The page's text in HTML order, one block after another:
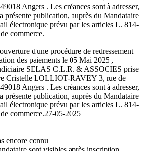
Angers . Les créances sont à adresser,
présente publication, auprès du Mandataire
électronique prévu par les articles L. 814-
commerce.
d'une procédure de redressement
des paiements le 05 Mai 2025 ,
SELAS C.L.R. & ASSOCIES prise
Cristelle LOLLIOT-RAVEY 3, rue de
Angers . Les créances sont à adresser,
présente publication, auprès du Mandataire
électronique prévu par les articles L. 814-
commerce.27-05-2025
encore connu
sont visibles après inscription